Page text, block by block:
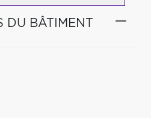
DU BÂTIMENT